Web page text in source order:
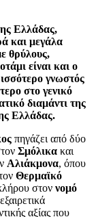
Ελλάδας,
και μεγάλα
θρύλους,
είναι και ο
γνωστός
στο γενικό
διαμάντι της
Ελλάδας.
πηγάζει από δύο
Σμόλικα και
Αλιάκμονα, όπου
Θερμαϊκό
στον νομό
αξίας που